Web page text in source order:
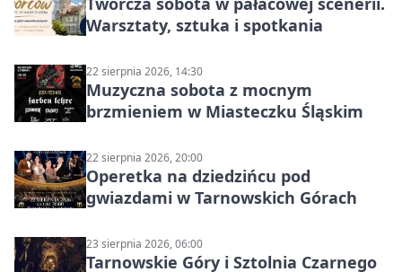
Warsztaty, sztuka i spotkania
22 sierpnia 2026, 14:30
Muzyczna sobota z mocnym
brzmieniem w Miasteczku Śląskim
22 sierpnia 2026, 20:00
Operetka na dziedzińcu pod
gwiazdami w Tarnowskich Górach
23 sierpnia 2026, 06:00
Tarnowskie Góry i Sztolnia Czarnego